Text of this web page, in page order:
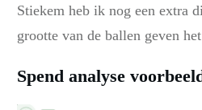
Stiekem heb ik nog een extra
grootte van de ballen geven
Spend analyse